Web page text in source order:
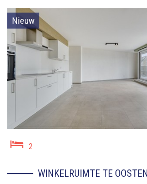
Nieuw
2
WINKELRUIMTE TE